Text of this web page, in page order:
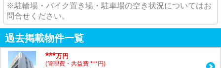
※駐輪場・バイク置き場・駐車場の空き状況についてはお
問合せください。
過去掲載物件一覧
***万円
(管理費・共益費 ***円)